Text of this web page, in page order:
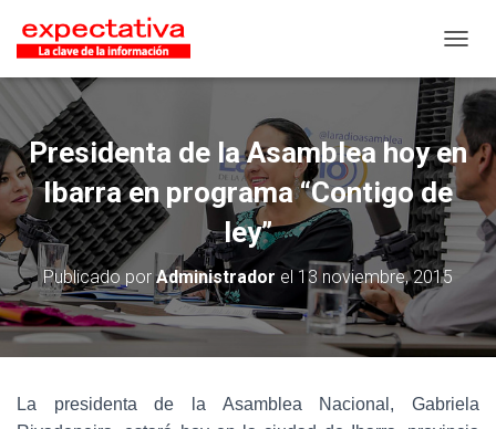
Presidenta de la Asamblea hoy en
Ibarra en programa “Contigo de
ley”
Publicado porAdministrador el13 noviembre, 2015
La presidenta de la Asamblea Nacional, Gabriela